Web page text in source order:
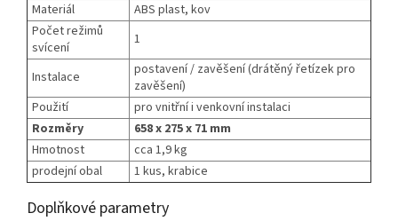
Materiál
ABS plast, kov
Počet režimů
svícení
1
Instalace
postavení / zavěšení (drátěný řetízek pro
zavěšení)
Použití
pro vnitřní i venkovní instalaci
Rozměry
658 x 275 x 71 mm
Hmotnost
cca 1,9 kg
prodejní obal
1 kus, krabice
Doplňkové parametry